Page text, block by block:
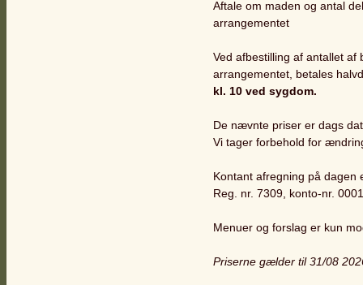
Aftale om maden og antal
arrangementet
Ved afbestilling af antallet
arrangementet, betales
kl. 10 ved sygdom.
De nævnte priser er dags
Vi tager forbehold for
Kontant afregning på dagen
Reg. nr. 7309, konto-nr.
Menuer og forslag er kun
Priserne gælder til 31/08